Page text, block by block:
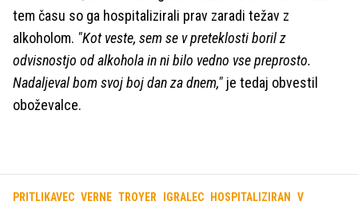
tem času so ga hospitalizirali prav zaradi težav z
alkoholom. "Kot veste, sem se v preteklosti boril z
odvisnostjo od alkohola in ni bilo vedno vse preprosto.
Nadaljeval bom svoj boj dan za dnem," je tedaj obvestil
oboževalce.
PRITLIKAVEC VERNE TROYER IGRALEC HOSPITALIZIRAN V